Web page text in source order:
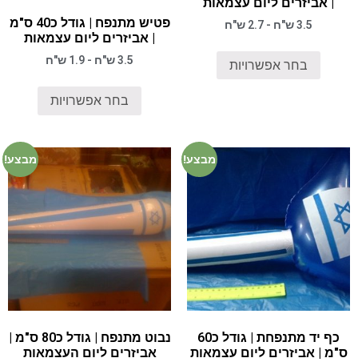
3.5 ש"ח - 2.7 ש"ח
בחר אפשרויות
פטיש מתנפח | גודל כ40 ס"מ
| אביזרים ליום עצמאות
3.5 ש"ח - 1.9 ש"ח
בחר אפשרויות
מבצע!
כף יד מתנפחת | גודל כ60
ס"מ | אביזרים ליום עצמאות
מבצע!
נבוט מתנפח | גודל כ80 ס"מ |
אביזרים ליום העצמאות